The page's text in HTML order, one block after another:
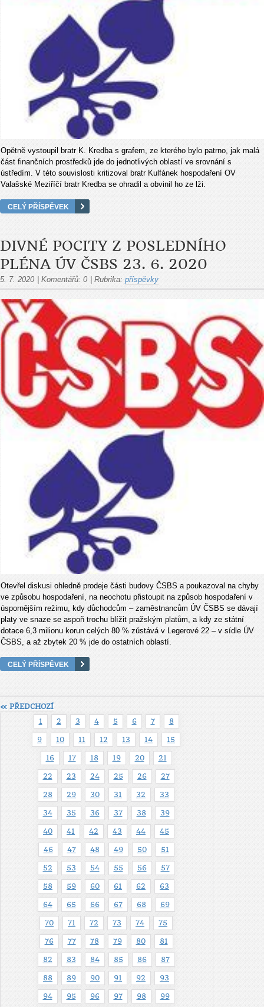
Opětně vystoupil bratr K. Kredba s grafem, ze kterého bylo patrno, jak malá
část finančních prostředků jde do jednotlivých oblastí ve srovnání s
ústředím. V této souvislosti kritizoval bratr Kulfánek hospodaření OV
Valašské Meziříčí bratr Kredba se ohradil a obvinil ho ze lži.
CELÝ PŘÍSPĚVEK
DIVNÉ POCITY Z POSLEDNÍHO
PLÉNA ÚV ČSBS 23. 6. 2020
5. 7. 2020 Komentářů: 0 Rubrika: příspěvky
Otevřel diskusi ohledně prodeje části budovy ČSBS a poukazoval na chyby
ve způsobu hospodaření, na neochotu přistoupit na způsob hospodaření v
úspornějším režimu, kdy důchodcům – zaměstnancům ÚV ČSBS se dávají
platy ve snaze se aspoň trochu blížit pražským platům, a kdy ze státní
dotace 6,3 milionu korun celých 80 % zůstává v Legerové 22 – v sídle ÚV
ČSBS, a až zbytek 20 % jde do ostatních oblastí.
CELÝ PŘÍSPĚVEK
« PŘEDCHOZÍ
1
2 3 4 5 6 7 8
9 10 11 12 13 14 15
16 17 18 19 20 21
22 23 24 25 26 27
28 29 30 31 32 33
34 35 36 37 38 39
40 41 42 43 44 45
46 47 48 49 50 51
52 53 54 55 56 57
58 59 60 61 62 63
64 65 66 67 68 69
70 71 72 73 74 75
76 77 78 79 80 81
82 83 84 85 86 87
88 89 90 91 92 93
94 95 96 97 98 99